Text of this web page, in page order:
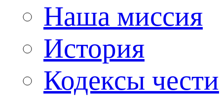
Наша миссия
История
Кодексы чести